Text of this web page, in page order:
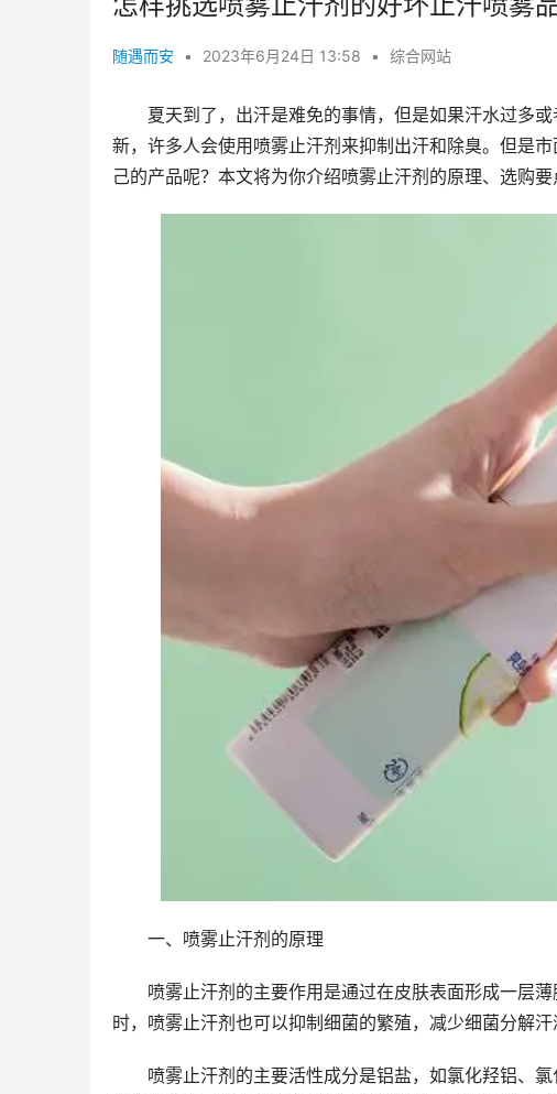
随遇而安 • 2023年6月24日 13:58 • 综合网站
夏天到了，出汗是难免的事情，但是如果汗水过多
新，许多人会使用喷雾止汗剂来抑制出汗和除臭。但是
己的产品呢？本文将为你介绍喷雾止汗剂的原理、选购
一、喷雾止汗剂的原理
喷雾止汗剂的主要作用是通过在皮肤表面形成一层
时，喷雾止汗剂也可以抑制细菌的繁殖，减少细菌分解汗
喷雾止汗剂的主要活性成分是铝盐，如氯化羟铝、